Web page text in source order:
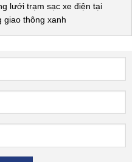
lưới trạm sạc xe điện tại
giao thông xanh